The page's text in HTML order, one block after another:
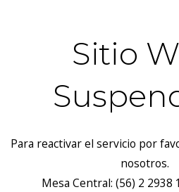
Sitio
Para reactivar el servicio por
nosotros.
Mesa Central: (56) 2 2938